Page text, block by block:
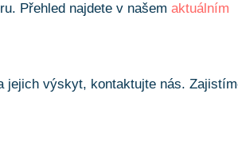
Přehled najdete v našemaktuálním
jejich výskyt, kontaktujte nás.